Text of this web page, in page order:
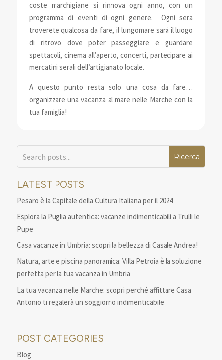
coste marchigiane si rinnova ogni anno, con un
programma di eventi di ogni genere. Ogni sera
troverete qualcosa da fare, il lungomare sarà il luogo
di ritrovo dove poter passeggiare e guardare
spettacoli, cinema all’aperto, concerti, partecipare ai
mercatini serali dell’artigianato locale.
A questo punto resta solo una cosa da fare…
organizzare una vacanza al mare nelle Marche con la
tua famiglia!
LATEST POSTS
Pesaro è la Capitale della Cultura Italiana per il 2024
Esplora la Puglia autentica: vacanze indimenticabili a Trulli le
Pupe
Casa vacanze in Umbria: scopri la bellezza di Casale Andrea!
Natura, arte e piscina panoramica: Villa Petroia è la soluzione
perfetta per la tua vacanza in Umbria
La tua vacanza nelle Marche: scopri perché affittare Casa
Antonio ti regalerà un soggiorno indimenticabile
POST CATEGORIES
Blog